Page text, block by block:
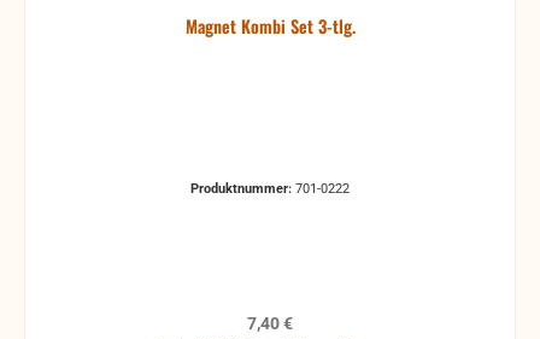
Magnet Kombi Set 3-tlg.
Produktnummer: 701-0222
Regulärer Preis:
7,40 €